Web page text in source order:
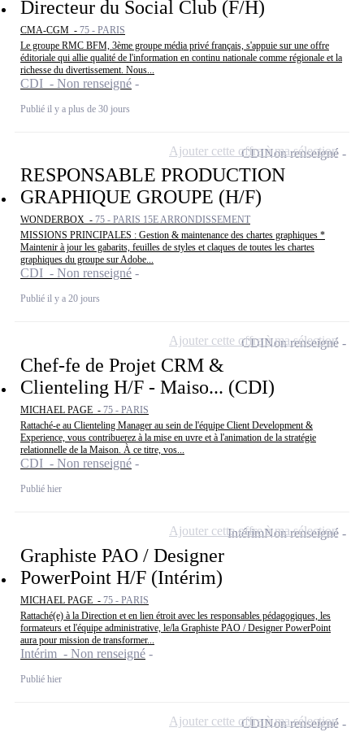
Directeur du Social Club (F/H)
CMA-CGM - 75 - PARIS
Le groupe RMC BFM, 3ème groupe média privé français, s'appuie sur une offre
éditoriale qui allie qualité de l'information en continu nationale comme régionale et la
richesse du divertissement. Nous...
CDI - Non renseigné
Publié il y a plus de 30 jours
RESPONSABLE PRODUCTION
GRAPHIQUE GROUPE (H/F)
WONDERBOX - 75 - PARIS 15E ARRONDISSEMENT
MISSIONS PRINCIPALES : Gestion & maintenance des chartes graphiques *
Maintenir à jour les gabarits, feuilles de styles et claques de toutes les chartes
graphiques du groupe sur Adobe...
CDI - Non renseigné
Publié il y a 20 jours
CDINon renseigné
Ajouter cette offre à ma sélection
Chef-fe de Projet CRM &
Clienteling H/F - Maiso... (CDI)
MICHAEL PAGE - 75 - PARIS
Rattaché-e au Clienteling Manager au sein de l'équipe Client Development &
Experience, vous contribuerez à la mise en uvre et à l'animation de la stratégie
relationnelle de la Maison. À ce titre, vos...
CDI - Non renseigné
Publié hier
CDINon renseigné
Ajouter cette offre à ma sélection
Graphiste PAO / Designer
PowerPoint H/F (Intérim)
MICHAEL PAGE - 75 - PARIS
Rattaché(e) à la Direction et en lien étroit avec les responsables pédagogiques, les
formateurs et l'équipe administrative, le/la Graphiste PAO / Designer PowerPoint
aura pour mission de transformer...
Intérim - Non renseigné
Publié hier
IntérimNon renseigné
Ajouter cette offre à ma sélection
CDINon renseigné
Ajouter cette offre à ma sélection